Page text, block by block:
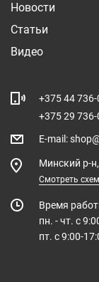
Новости
Статьи
Видео
+375 44 736-
+375 29 736-
E-mail :
Минский р-
Смотреть
Время
пн. - чт. с
пт. с 9:00-